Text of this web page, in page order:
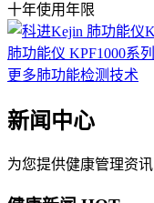
十年使用年限
肺功能仪 KPF1000系列
更多肺功能检测技术
新闻中心
为您提供健康管理资讯